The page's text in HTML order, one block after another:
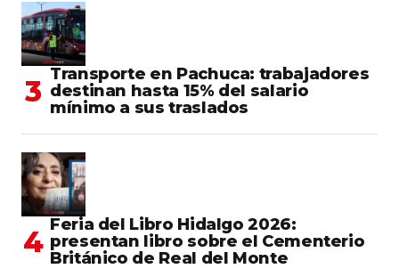
Transporte en Pachuca: trabajadores
destinan hasta 15% del salario
mínimo a sus traslados
Feria del Libro Hidalgo 2026:
presentan libro sobre el Cementerio
Británico de Real del Monte